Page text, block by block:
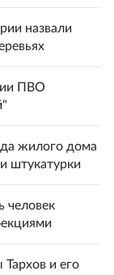
назвали
ПВО
жилого дома
штукатурки
человек
и его